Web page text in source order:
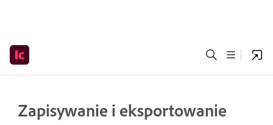
Zapisywanie i eksportowanie